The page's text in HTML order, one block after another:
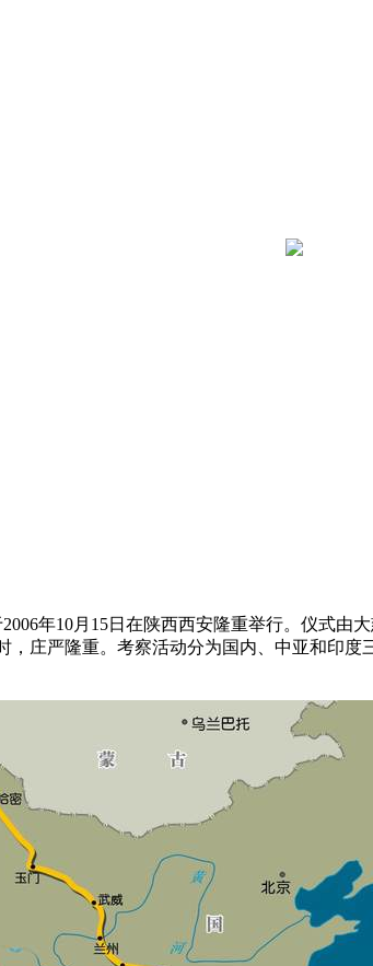
年10月15日在陕西西安隆重举行。仪式
，庄严隆重。考察活动分为国内、中亚和印